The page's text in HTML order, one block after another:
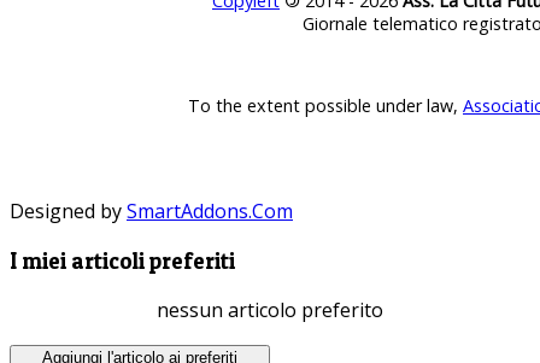
Giornale telematico
To the extent possible under law,
Designed bySmartAddons.Com
I miei articoli preferiti
nessun articolo preferito